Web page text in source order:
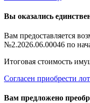
Вы оказались
Вам предоставляется
№2.2026.06.00046 по
Итоговая стоимость
Согласен приобрести лот
Вам предложено